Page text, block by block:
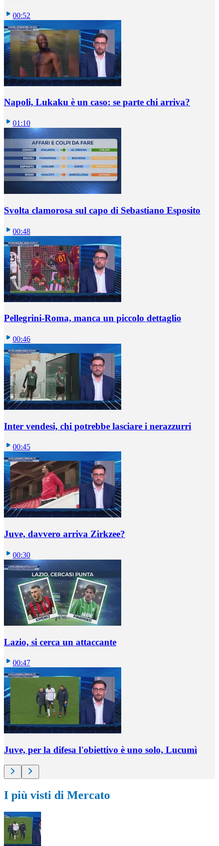
00:52
Napoli, Lukaku è un caso: se parte chi arriva?
01:10
Svolta clamorosa sul capo di Sebastiano Esposito
00:48
Pellegrini-Roma, manca un piccolo dettaglio
00:46
Inter vendesi, chi potrebbe lasciare i nerazzurri
00:45
Juve, davvero arriva Zirkzee?
00:30
Lazio, si cerca un attaccante
00:47
Juve, per la difesa l'obiettivo è uno solo, Lucumì
I più visti di Mercato